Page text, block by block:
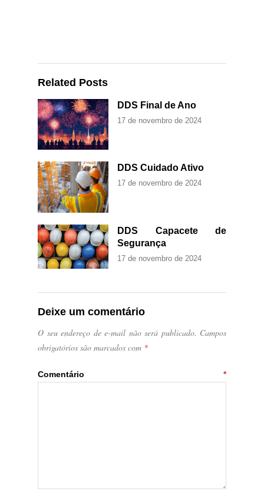
Related Posts
DDS Final de Ano
17 de novembro de 2024
DDS Cuidado Ativo
17 de novembro de 2024
DDS Capacete de
Segurança
17 de novembro de 2024
Deixe um comentário
O seu endereço de e-mail não será publicado. Campos
obrigatórios são marcados com *
Comentário *